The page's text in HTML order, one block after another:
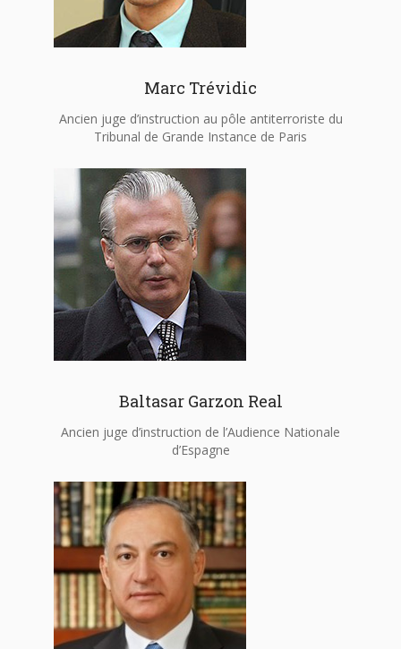
Marc Trévidic
Ancien juge d’instruction au pôle antiterroriste du
Tribunal de Grande Instance de Paris
Baltasar Garzon Real
Ancien juge d’instruction de l’Audience Nationale
d’Espagne